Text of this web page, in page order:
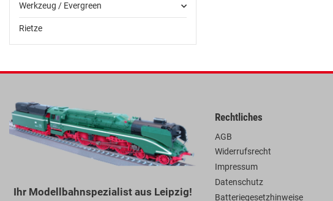
Werkzeug / Evergreen
Rietze
Ihr Modellbahnspezialist aus Leipzig!
Rechtliches
AGB
Widerrufsrecht
Impressum
Datenschutz
Batteriegesetzhinweise